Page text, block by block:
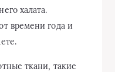
халата.
времени года и
ткани, такие